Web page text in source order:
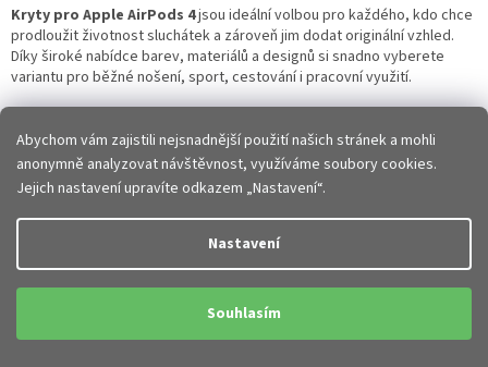
Abychom vám zajistili nejsnadnější použití našich stránek a mohli
anonymně analyzovat návštěvnost, využíváme soubory cookies.
Jejich nastavení upravíte odkazem „Nastavení“.
Nastavení
Souhlasím
v
ý
p
i
s
Kryty pro Apple AirPods 4jsou ideální volbou pro každého, kdo chce
prodloužit životnost sluchátek a zároveň jim dodat originální vzhled.
Díky široké nabídce barev, materiálů a designů si snadno vyberete
variantu pro běžné nošení, sport, cestování i pracovní využití.
Proč používat pouzdro pro Apple AirPods 4?
Nabíjecí pouzdro sluchátek je při každodenním používání často
vystaveno kontaktu s klíči, stolem, kapsou nebo batohem. Bez
Hlavní výhody ochranných krytů:
ochrana před poškrábáním a oděrkami
lepší ochrana při pádu